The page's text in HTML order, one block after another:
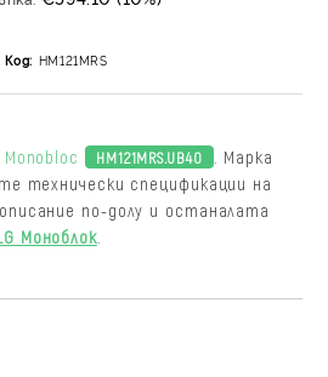
Код: HM121MRS
Monobloc HM121MRS.UB40 . Марка
технически спецификации на
по-долу и останалата
Моноблок.
/ €1022.61